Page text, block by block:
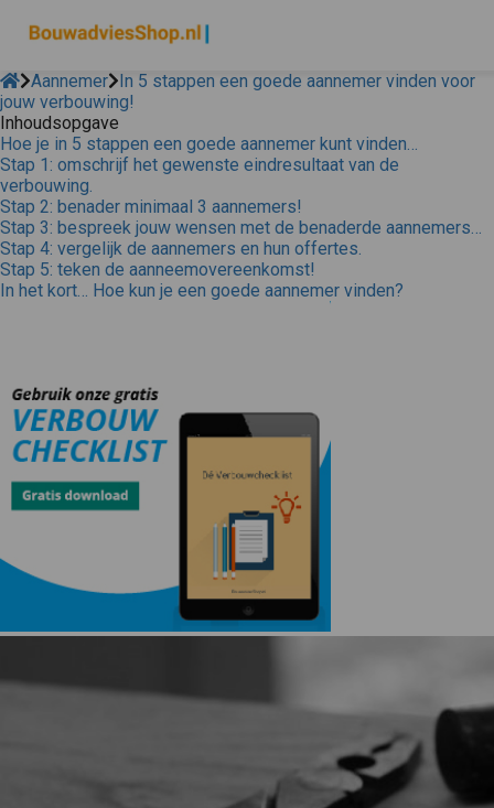
Aannemer In 5 stappen een goede aannemer vinden voor
jouw verbouwing!
Inhoudsopgave
Hoe je in 5 stappen een goede aannemer kunt vinden…
Stap 1: omschrijf het gewenste eindresultaat van de
verbouwing.
Stap 2: benader minimaal 3 aannemers!
Stap 3: bespreek jouw wensen met de benaderde aannemers…
Stap 4: vergelijk de aannemers en hun offertes.
Stap 5: teken de aanneemovereenkomst!
In het kort… Hoe kun je een goede aannemer vinden?